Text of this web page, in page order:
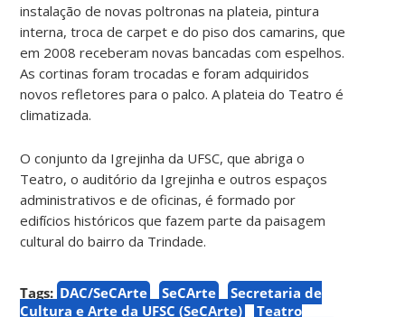
instalação de novas poltronas na plateia, pintura
interna, troca de carpet e do piso dos camarins, que
em 2008 receberam novas bancadas com espelhos.
As cortinas foram trocadas e foram adquiridos
novos refletores para o palco. A plateia do Teatro é
climatizada.
O conjunto da Igrejinha da UFSC, que abriga o
Teatro, o auditório da Igrejinha e outros espaços
administrativos e de oficinas, é formado por
edifícios históricos que fazem parte da paisagem
cultural do bairro da Trindade.
Tags: DAC/SeCArte SeCArte
Secretaria de
Cultura e Arte da UFSC (SeCArte)
Teatro